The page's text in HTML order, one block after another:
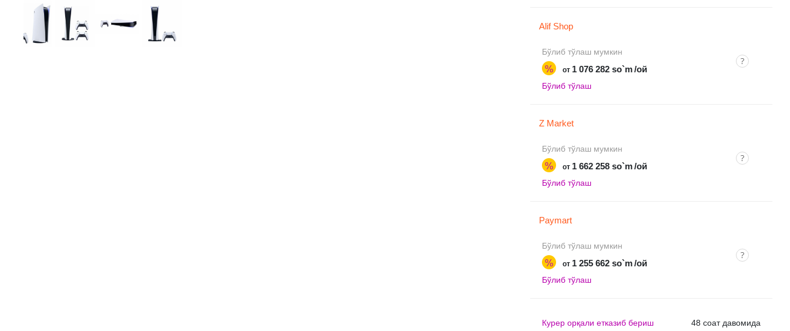
Alif Shop
Бўлиб тўлаш мумкин
% от 1 076 282 so`m /ой
Бўлиб тўлаш
Z Market
Бўлиб тўлаш мумкин
% от 1 662 258 so`m /ой
Бўлиб тўлаш
Paymart
Бўлиб тўлаш мумкин
% от 1 255 662 so`m /ой
Бўлиб тўлаш
Курер орқали етказиб бериш 48 соат давомида